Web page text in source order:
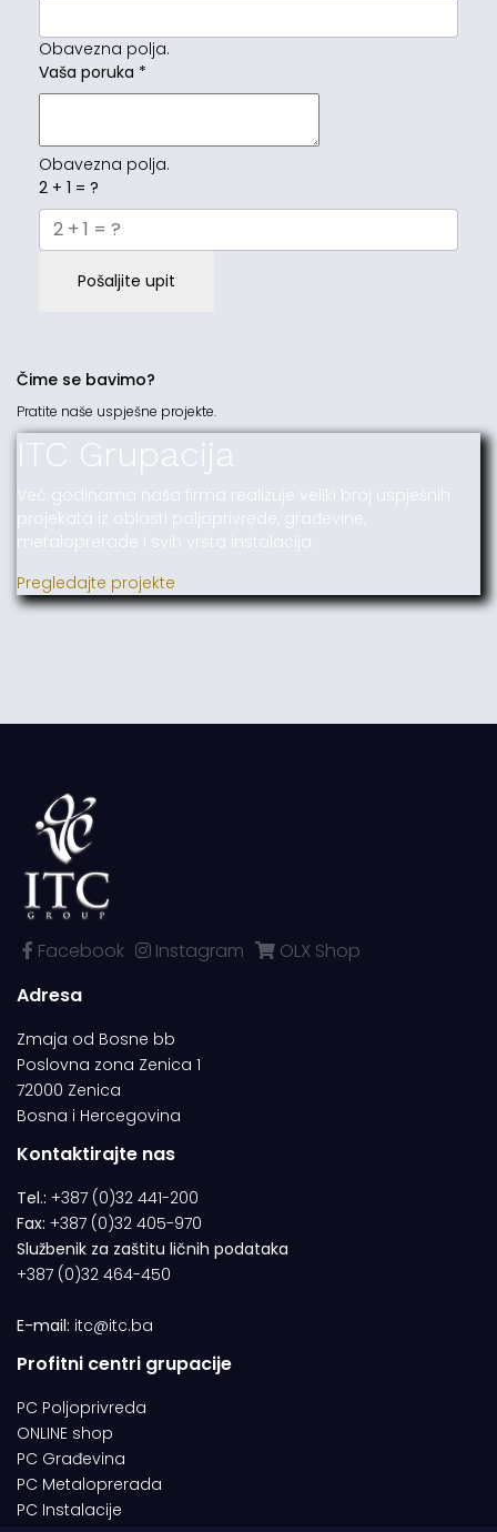
Obavezna polja.
Vaša poruka *
Obavezna polja.
2 + 1 = ?
Pošaljite upit
Čime se bavimo?
Pratite naše uspješne projekte.
ITC Grupacija
Već godinama naša firma realizuje veliki broj uspješnih
projekata iz oblasti poljoprivrede, građevine,
metaloprerade i svih vrsta instalacija.
Pregledajte projekte
Facebook Instagram
OLX Shop
Adresa
Zmaja od Bosne bb
Poslovna zona Zenica 1
72000 Zenica
Bosna i Hercegovina
Kontaktirajte nas
Tel.: +387 (0)32 441-200
Fax: +387 (0)32 405-970
Službenik za zaštitu ličnih podataka
+387 (0)32 464-450
E-mail: itc@itc.ba
Profitni centri grupacije
PC Poljoprivreda
ONLINE shop
PC Građevina
PC Metaloprerada
PC Instalacije